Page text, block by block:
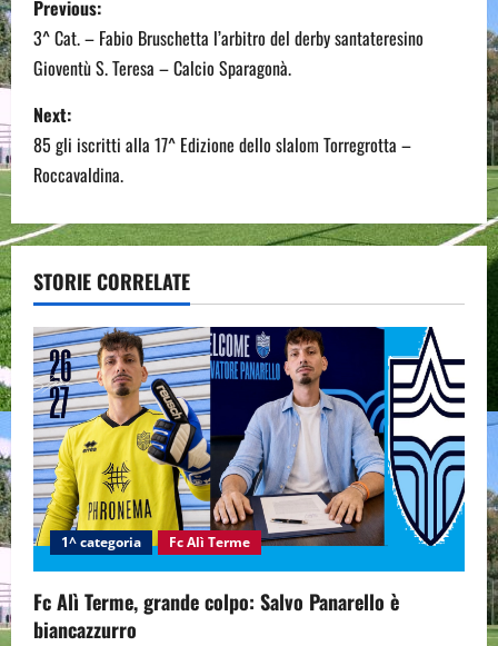
o
s
t
n
a
v
i
g
a
t
i
o
n
Previous:
3^ Cat. – Fabio Bruschetta l’arbitro del derby santateresino
Gioventù S. Teresa – Calcio Sparagonà.
Next:
85 gli iscritti alla 17^ Edizione dello slalom Torregrotta –
Roccavaldina.
STORIE CORRELATE
1^ categoria Fc Alì Terme
Fc Alì Terme, grande colpo: Salvo Panarello è
biancazzurro